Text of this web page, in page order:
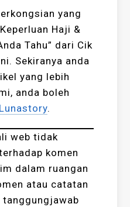
yang
Haji &
Tahu” dari Cik
Sekiranya anda
yang lebih
anda boleh
Lunastory.
web tidak
komen
dalam ruangan
atau catatan